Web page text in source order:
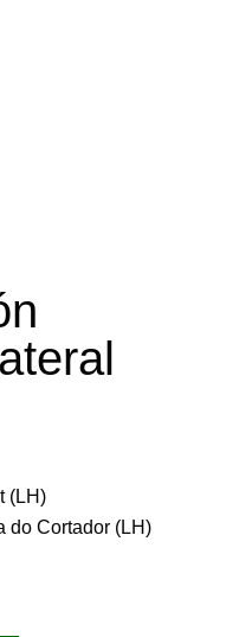
(LH)
do Cortador (LH)